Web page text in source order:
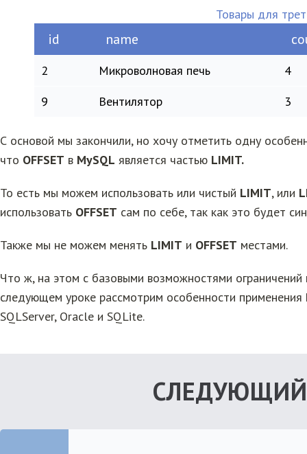
Товары для
id name
2 Микроволновая печь
4
9
Вентилятор 3
С основой мы закончили, но хочу отметить одну
что OFFSET в MySQL является частью LIMIT.
То есть мы можем использовать или чистый LIMIT, или
использовать OFFSET сам по себе, так как это будет
Также мы не можем менять LIMIT и OFFSET местами.
Что ж, на этом с базовыми возможностями
следующем уроке рассмотрим особенности применения
SQLServer, Oracle и SQLite.